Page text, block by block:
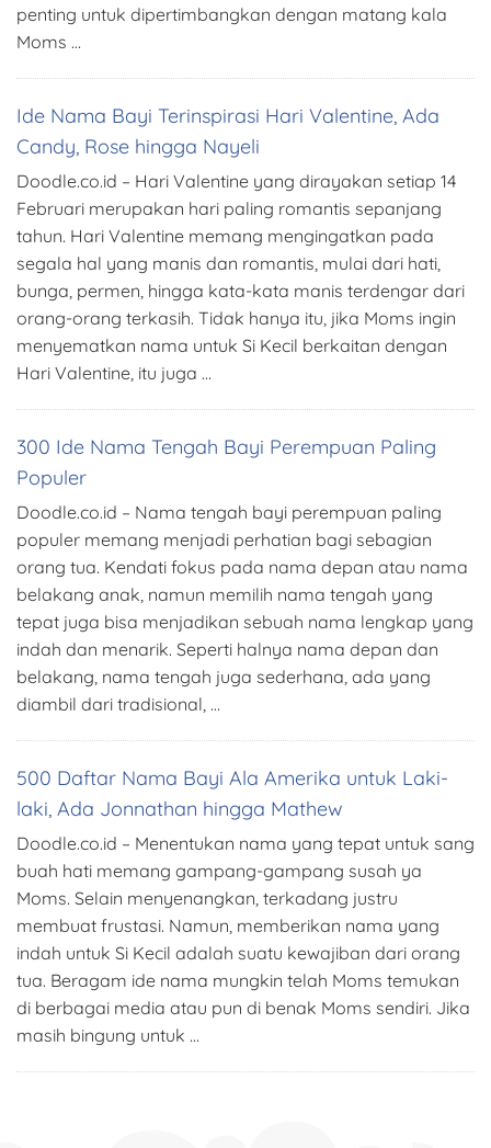
penting untuk dipertimbangkan dengan matang kala
Moms …
Ide Nama Bayi Terinspirasi Hari Valentine, Ada
Candy, Rose hingga Nayeli
Doodle.co.id – Hari Valentine yang dirayakan setiap 14
Februari merupakan hari paling romantis sepanjang
tahun. Hari Valentine memang mengingatkan pada
segala hal yang manis dan romantis, mulai dari hati,
bunga, permen, hingga kata-kata manis terdengar dari
orang-orang terkasih. Tidak hanya itu, jika Moms ingin
menyematkan nama untuk Si Kecil berkaitan dengan
Hari Valentine, itu juga …
300 Ide Nama Tengah Bayi Perempuan Paling
Populer
Doodle.co.id – Nama tengah bayi perempuan paling
populer memang menjadi perhatian bagi sebagian
orang tua. Kendati fokus pada nama depan atau nama
belakang anak, namun memilih nama tengah yang
tepat juga bisa menjadikan sebuah nama lengkap yang
indah dan menarik. Seperti halnya nama depan dan
belakang, nama tengah juga sederhana, ada yang
diambil dari tradisional, …
500 Daftar Nama Bayi Ala Amerika untuk Laki-
laki, Ada Jonnathan hingga Mathew
Doodle.co.id – Menentukan nama yang tepat untuk sang
buah hati memang gampang-gampang susah ya
Moms. Selain menyenangkan, terkadang justru
membuat frustasi. Namun, memberikan nama yang
indah untuk Si Kecil adalah suatu kewajiban dari orang
tua. Beragam ide nama mungkin telah Moms temukan
di berbagai media atau pun di benak Moms sendiri. Jika
masih bingung untuk …